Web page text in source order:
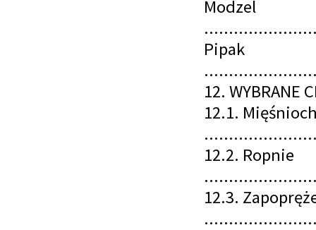
Modzel
Pipak
12. WYBRANE
12.1.
12.2. Ropnie
12.3.